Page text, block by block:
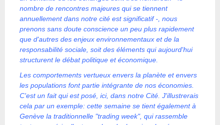
nombre de rencontres majeures qui se tiennent
annuellement dans notre cité est significatif -, nous
prenons sans doute conscience un peu plus rapidement
que d'autres des enjeux environnementaux et de la
responsabilité sociale, soit des éléments qui aujourd'hui
structurent le débat politique et économique.
Les comportements vertueux envers la planète et envers
les populations font partie intégrante de nos économies.
C'est un fait qui est posé, ici, dans notre Cité. J'illustrerais
cela par un exemple: cette semaine se tient également à
Genève la traditionnelle "trading week", qui rassemble